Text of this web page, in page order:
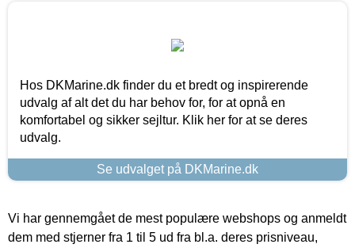
Hos DKMarine.dk finder du et bredt og inspirerende
udvalg af alt det du har behov for, for at opnå en
komfortabel og sikker sejltur. Klik her for at se deres
udvalg.
Se udvalget på DKMarine.dk
Vi har gennemgået de mest populære webshops og anmeldt
dem med stjerner fra 1 til 5 ud fra bl.a. deres prisniveau,